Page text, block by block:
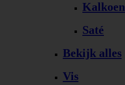
Kalkoen
Saté
Bekijk alles
Vis